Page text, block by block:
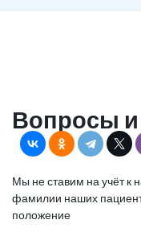
Вопросы и
Мы не ставим на учёт к
фамилии наших
положение